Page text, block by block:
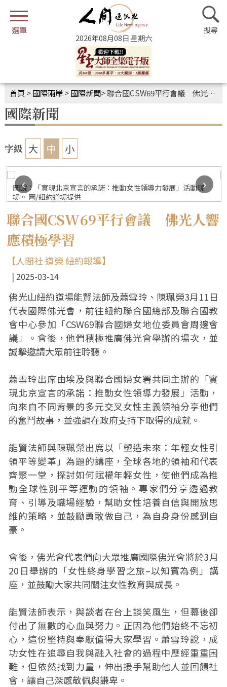
2026年08月08日 星期六
首頁 >國際兩岸>國際新聞>聯合國CSW69平行會議 佛光人響應積極學習
國際新聞
字級 大 中 小
圖說：「實現北京宣言的承諾：推動女性領導力發展」活動現
場。 圖/紐約道場提供
‹
›
聯合國CSW69平行會議 佛光人響
應積極學習
【人間社 道榮 紐約報導】
2025-03-14
佛光山紐約道場能賢法師及蕭雪玲、陳珮榮3月11日
代表國際佛光會，前往紐約聯合國總部及聯合國教
會中心參加「CSW69聯合國婦女地位委員會周邊會
議」。會後，他們積極推廣佛光會舉辦的場次，並
誠摯邀請大眾前往聆聽。
蕭雪玲出席由埃及與聯合國婦女署共同主辦的「實
現北京宣言的承諾：推動女性領導力發展」活動，
向來自不同背景的多元交叉女性主義領袖分享他們
的奮鬥故事，並強調在政府支持下取得的成就。
能賢法師與陳珮榮出席以「塑造未來：年輕女性引
領平等變革」為題的講座，全球各地的領袖和代表
齊聚一堂，探討如何賦權年輕女性，使他們成為推
動全球性別平等運動的領袖。專家們分享透過教
育、引導及職場經驗，幫助女性培養自信與開放思
維的策略，並鼓勵勇敢做自己，為自身身份感到自
豪。
會後，佛光會代表們向大眾推廣國際佛光會將於3月
20日舉辦的「女性終身學習之旅–以知賓為例」講
座，並鼓勵大家共同關注女性教育與成長。
能賢法師表示，與談者在台上談笑風生，但幕後卻
付出了無數的心血與努力。正因為他們始終不忘初
心，這份堅持與奉獻值得大家學習。蕭雪玲說，成
功女性在追尋自我與融入社會的過程中歷經重重困
難，但依然找到力量，伸出援手幫助他人並回饋社
會，讓自己深感敬佩與謙卑。